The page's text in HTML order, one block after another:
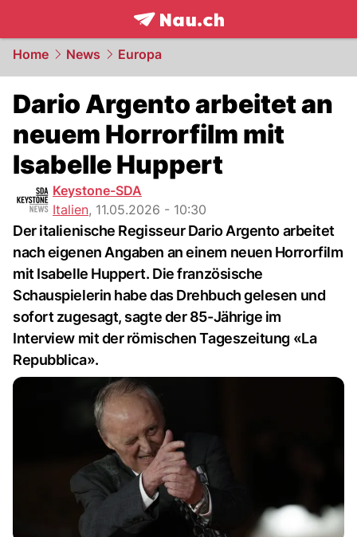
frontpage.NAU.ch
Home News Europa
Dario Argento arbeitet an
neuem Horrorfilm mit
Isabelle Huppert
Keystone-SDA
Italien, 11.05.2026 - 10:30
Der italienische Regisseur Dario Argento arbeitet
nach eigenen Angaben an einem neuen Horrorfilm
mit Isabelle Huppert. Die französische
Schauspielerin habe das Drehbuch gelesen und
sofort zugesagt, sagte der 85-Jährige im
Interview mit der römischen Tageszeitung «La
Repubblica».